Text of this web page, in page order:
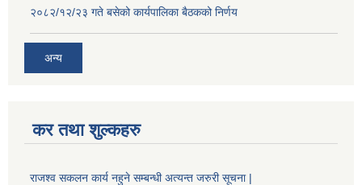
२०८२/१२/२३ गते बसेको कार्यपालिका बैठकको निर्णय
अन्य
कर तथा शुल्कहरु
राजश्व सकलन कार्य नहुने सम्बन्धी अत्यन्त जरुरी सूचना |